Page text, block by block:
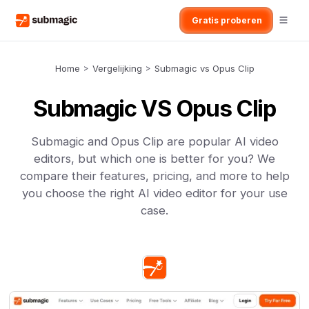
Gratis proberen
Home > Vergelijking > Submagic vs Opus Clip
Submagic VS Opus Clip
Submagic and Opus Clip are popular AI video
editors, but which one is better for you? We
compare their features, pricing, and more to help
you choose the right AI video editor for your use
case.